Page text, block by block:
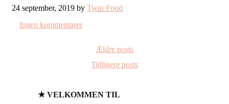
24 september, 2019 by Twin Food
Ingen kommentarer
Ældre posts
Tidligere posts
★ VELKOMMEN TIL